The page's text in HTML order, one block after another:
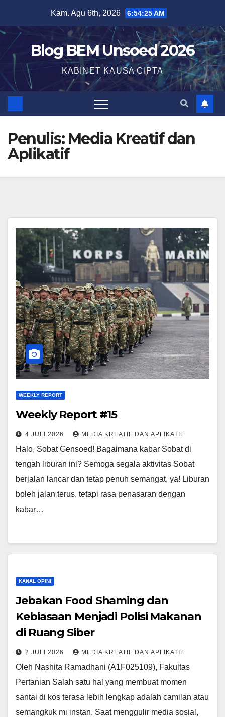
Kam. Agu 6th, 2026 6:54:26 AM
Blog BEM Unsoed 2026
KABINET KAUSA CIPTA
Penulis: Media Kreatif dan
Aplikatif
WEEKLY REPORT
Weekly Report #15
4 JULI 2026 MEDIA KREATIF DAN APLIKATIF
Halo, Sobat Gensoed! Bagaimana kabar Sobat di
tengah liburan ini? Semoga segala aktivitas Sobat
berjalan lancar dan tetap penuh semangat, ya! Liburan
boleh jalan terus, tetapi rasa penasaran dengan
kabar…
KANAL OPINI
Jebakan Food Shaming dan
Kebiasaan Menjadi Polisi Makanan
di Ruang Siber
2 JULI 2026 MEDIA KREATIF DAN APLIKATIF
Oleh Nashita Ramadhani (A1F025109), Fakultas
Pertanian Salah satu hal yang membuat momen
santai di kos terasa lebih lengkap adalah camilan atau
semangkuk mi instan. Saat menggulir media sosial,